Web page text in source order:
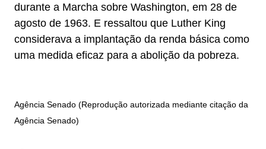
durante a Marcha sobre Washington, em 28 de
agosto de 1963. E ressaltou que Luther King
considerava a implantação da renda básica como
uma medida eficaz para a abolição da pobreza.
Agência Senado (Reprodução autorizada mediante citação da
Agência Senado)